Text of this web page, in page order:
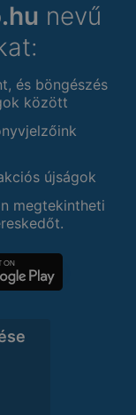
nevű
és böngészés
között
újságok
megtekintheti